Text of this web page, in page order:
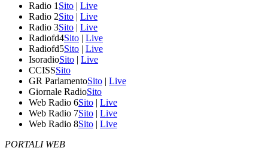
Radio 1 Sito | Live
Radio 2Sito | Live
Radio 3Sito | Live
Radiofd4Sito | Live
Radiofd5Sito | Live
IsoradioSito | Live
CCISSSito
GR ParlamentoSito | Live
Giornale RadioSito
Web Radio 6Sito | Live
Web Radio 7Sito | Live
Web Radio 8Sito | Live
PORTALI WEB